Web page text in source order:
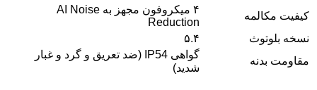
کیفیت مکالمه
۴ میکروفون مجهز به AI Noise
Reduction
نسخه بلوتوث
۵.۴
مقاومت بدنه
گواهی IP54 (ضد تعریق و گرد و غبار
شدید)